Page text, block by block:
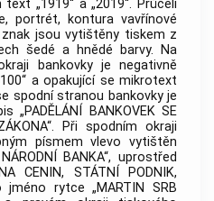
„1919“ a „2019“. Průčelí
portrét, kontura vavřínové
jsou vytištěny tiskem z
šedé a hnědé barvy. Na
bankovky je negativně
a opakující se mikrotext
spodní stranou bankovky je
„PADĚLÁNÍ BANKOVEK SE
Při spodním okraji
písmem vlevo vytištěn
BANKA“, uprostřed
CENIN, STÁTNÍ PODNIK,
jméno rytce „MARTIN SRB